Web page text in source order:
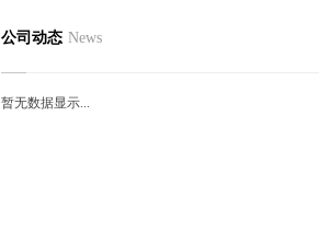
真空接触器
户内高压隔离开关
公司动态 News
暂无数据显示...